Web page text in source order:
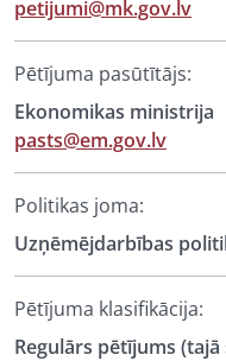
petijumi@mk.gov.lv
Pētījuma pasūtītājs:
Ekonomikas ministrija
pasts@em.gov.lv
Politikas joma:
Uzņēmējdarbības
Pētījuma klasifikācija:
Regulārs pētījums